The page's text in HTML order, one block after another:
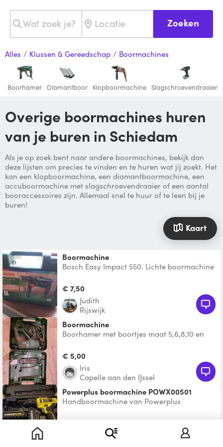
Zoeken
Alles / Klussen & Gereedschap / Boormachines
Boorhamer Diamantboor Klopboormachine Slagschroevendraaier
Overige boormachines huren
van je buren in Schiedam
Als je op zoek bent naar andere boormachines, bekijk dan
deze lijsten om precies te vinden en te huren wat jij zoekt. Het
kan een klopboormachine, een diamantboormachine, een
accuboormachine met slagschroevendraaier of een aantal
booraccessoires zijn. Allemaal snel te huur of te leen bij je
buren!
Kaart
boormachine
Bosch Easy Impact 550. Lichte boormachine
€ 7,50
Judith
Rijswijk
Boormachine
Boorhamer met boortjes maat 5,6,8,10 en
€ 5,00
Iris
Capelle aan den IJssel
Powerplus boormachine POWX00501
Handboormachine van Powerplus